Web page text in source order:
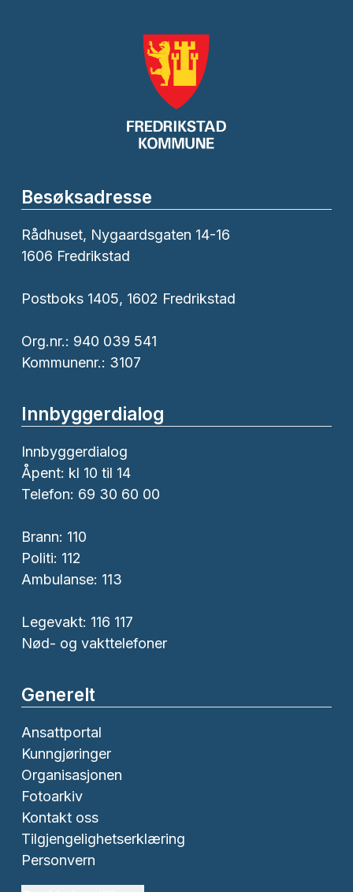
Besøksadresse
Rådhuset, Nygaardsgaten 14-16
1606 Fredrikstad
Postboks 1405, 1602 Fredrikstad
Org.nr.: 940 039 541
Kommunenr.: 3107
Innbyggerdialog
Innbyggerdialog
Åpent: kl 10 til 14
Telefon: 69 30 60 00
Brann: 110
Politi: 112
Ambulanse: 113
Legevakt: 116 117
Nød- og vakttelefoner
Generelt
Ansattportal
Kunngjøringer
Organisasjonen
Fotoarkiv
Kontakt oss
Tilgjengelighetserklæring
Personvern